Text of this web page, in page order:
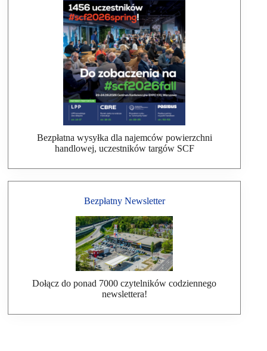
Bezpłatna wysyłka dla najemców powierzchni
handlowej, uczestników targów SCF
Bezpłatny Newsletter
Dołącz do ponad 7000 czytelników codziennego
newslettera!